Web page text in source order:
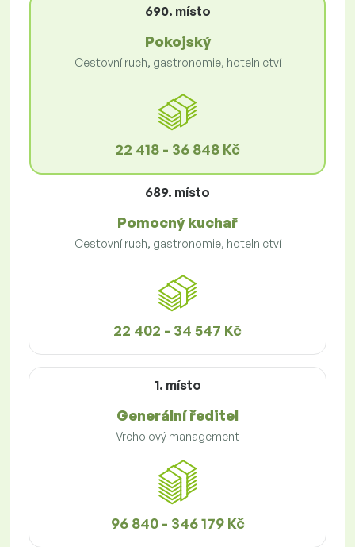
690. místo
Pokojský
Cestovní ruch, gastronomie, hotelnictví
22 418 - 36 848 Kč
689. místo
Pomocný kuchař
Cestovní ruch, gastronomie, hotelnictví
22 402 - 34 547 Kč
1. místo
Generální ředitel
Vrcholový management
96 840 - 346 179 Kč